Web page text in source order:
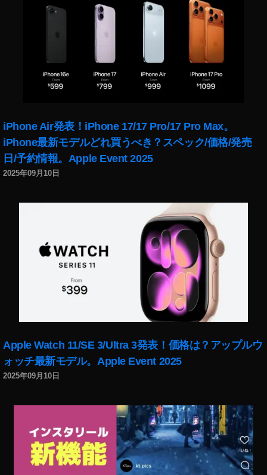
iPhone Air発表！iPhone 17/17 Pro/17 Pro Max。
iPhone最新モデルどれ買うべき？スペック/価格/発売
日/予約情報。Apple Event 2025
2025年09月10日
Apple Watch 11/SE 3/Ultra 3発表！価格は？アップルウ
ォッチ最新モデル。Apple Event 2025
2025年09月10日